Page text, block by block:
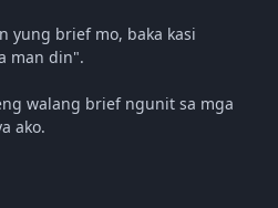
yung brief mo, baka kasi
man din".
walang brief ngunit sa mga
ako.